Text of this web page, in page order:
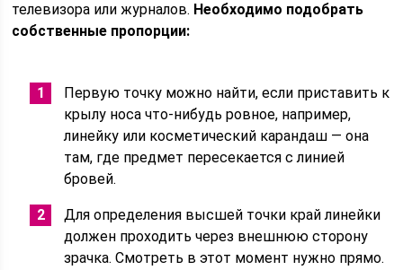
телевизора или журналов. Необходимо подобрать
собственные пропорции:
Первую точку можно найти, если приставить к
крылу носа что-нибудь ровное, например,
линейку или косметический карандаш — она
там, где предмет пересекается с линией
бровей.
Для определения высшей точки край линейки
должен проходить через внешнюю сторону
зрачка. Смотреть в этот момент нужно прямо.